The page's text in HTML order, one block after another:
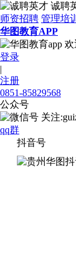
诚聘
师资招聘 管理培
华图教育APP
欢
登录
|
注册
0851-85829568
公众号
关注
qq群
抖音号